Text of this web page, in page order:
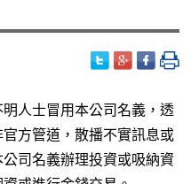
人士冒用本公司名義，透
方管道，散播不實訊息或
司名義辦理投資或吸納資